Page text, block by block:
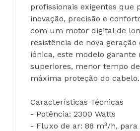
profissionais exigentes que
inovação, precisão e
com um motor digital de
resistência de nova geração
iónica, este modelo garante
superiores, menor tempo
máxima proteção do cabelo.
Características Técnicas
- Potência: 2300 Watts
- Fluxo de ar: 88 m³/h, para